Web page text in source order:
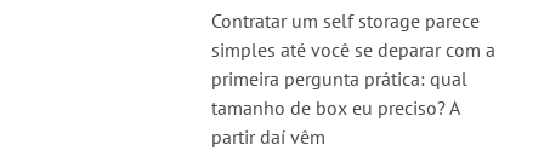
Contratar um self storage parece
simples até você se deparar com a
primeira pergunta prática: qual
tamanho de box eu preciso? A
partir daí vêm